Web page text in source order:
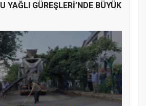
YAĞLI GÜREŞLERİ’NDE BÜYÜK